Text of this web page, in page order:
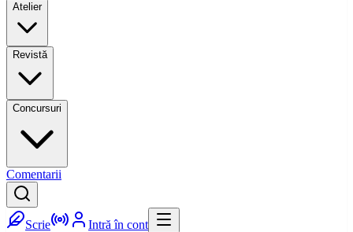
Atelier
Revistă
Concursuri
Comentarii
Scrie Intră în cont